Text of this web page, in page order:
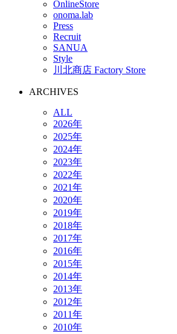
OnlineStore
onoma.lab
Press
Recruit
SANUA
Style
川北商店 Factory Store
ARCHIVES
ALL
2026年
2025年
2024年
2023年
2022年
2021年
2020年
2019年
2018年
2017年
2016年
2015年
2014年
2013年
2012年
2011年
2010年